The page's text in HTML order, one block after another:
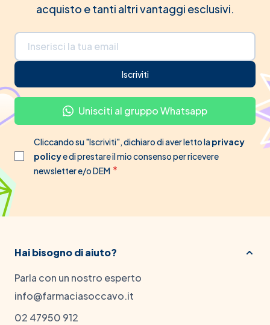
acquisto e tanti altri vantaggi esclusivi.
Indirizzo email
Iscriviti
Unisciti al gruppo Whatsapp
Cliccando su "Iscriviti", dichiaro di aver letto laprivacy
policye di prestare il mio consenso per ricevere
newsletter e/o DEM
Hai bisogno di aiuto?
Parla con un nostro esperto
info@farmaciasoccavo.it
02 47950 912